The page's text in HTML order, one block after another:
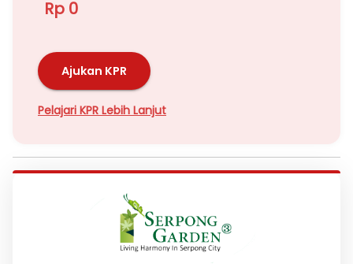
Jumlah kamar mandi: 2 kamar
Rp 0
Ajukan KPR
Pelajari KPR Lebih Lanjut